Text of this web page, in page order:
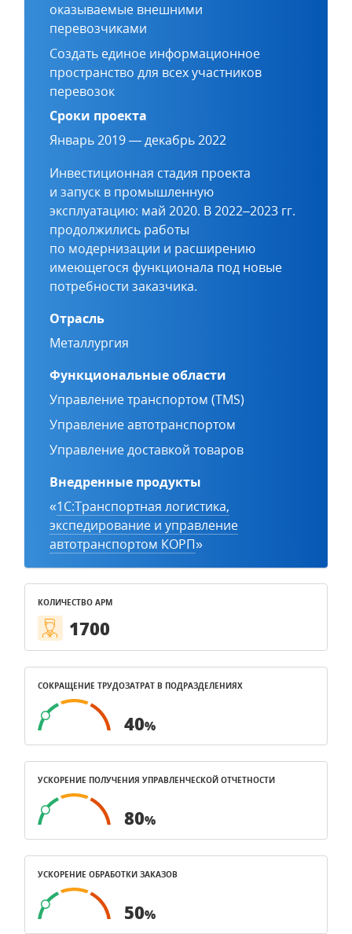
КОЛИЧЕСТВО АРМ
1700
СОКРАЩЕНИЕ ТРУДОЗАТРАТ В ПОДРАЗДЕЛЕНИЯХ
40%
УСКОРЕНИЕ ПОЛУЧЕНИЯ УПРАВЛЕНЧЕСКОЙ ОТЧЕТНОСТИ
80%
УСКОРЕНИЕ ОБРАБОТКИ ЗАКАЗОВ
50%
оказываемые внешними
перевозчиками
Создать единое информационное
пространство для всех участников
перевозок
Сроки проекта
Январь 2019 — декабрь 2022
Инвестиционная стадия проекта
и запуск в промышленную
эксплуатацию: май 2020. В 2022–2023 гг.
продолжились работы
по модернизации и расширению
имеющегося функционала под новые
потребности заказчика.
Отрасль
Металлургия
Функциональные области
Управление транспортом (TMS)
Управление автотранспортом
Управление доставкой товаров
Внедренные продукты
«1С:Транспортная логистика,
экспедирование и управление
автотранспортом КОРП»